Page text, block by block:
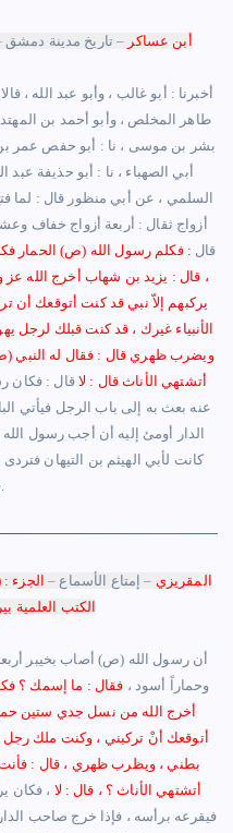
أبن عساكر – تاريخ مدينة دمشق
طاهر المخلص ، وأبو أحمد بن
بشر بن موسى ، نا : أبو حفص عمر بن
أبي الصهباء ، نا : أبو حذيفة
السلمي ، عن أبي منظور قال : لما
أزواج ثقال : أربعة أزواج خفاف
قال : فكلم رسول الله (ص) الحمار
، قال : يزيد بن شهاب أخرج الله
يركبهم إلاّ نبي قد كنت أتوقعك
الأنبياء غيرك ، قد كنت قبلك لرجل
ويضرب ظهري قال : فقال له النبي
أتشتهي الأناث قال : لاقال : فكان
عنه بعث به إلى باب الرجل فيأتي
الدار أومئ إليه أن أجب رسول
كانت لأبي الهيثم بن التيهان
قبره.
المقريزي – إمتاع الأسماع –
الكتب العلمية
أن رسول الله (ص) أصاب بخيبر
وحماراً أسود ، فقال : ما إسمك ؟
أخرج الله من نسل جدي ستين
أتوقعك أنْ تركبني ، وكنت ملك رجل
بطني ، ويظرب ظهري ، قال :
أتشتهي الأناث ؟ ، قال : لا ، فكان
فيقرعه برأسه ، فإذا خرج صاحب